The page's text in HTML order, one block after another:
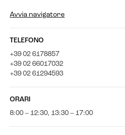
Avvia navigatore
TELEFONO
+39 02 6178857
+39 02 66017032
+39 02 61294593
ORARI
8:00 – 12:30, 13:30 – 17:00